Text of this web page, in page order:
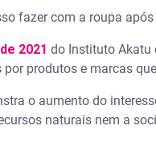
fazer com a roupa
2021 do Instituto Akatu
por produtos e marcas
o aumento do
naturais nem a